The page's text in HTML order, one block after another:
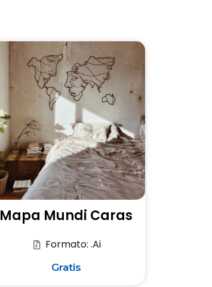
Mapa Mundi Caras
Formato: .Ai
Gratis